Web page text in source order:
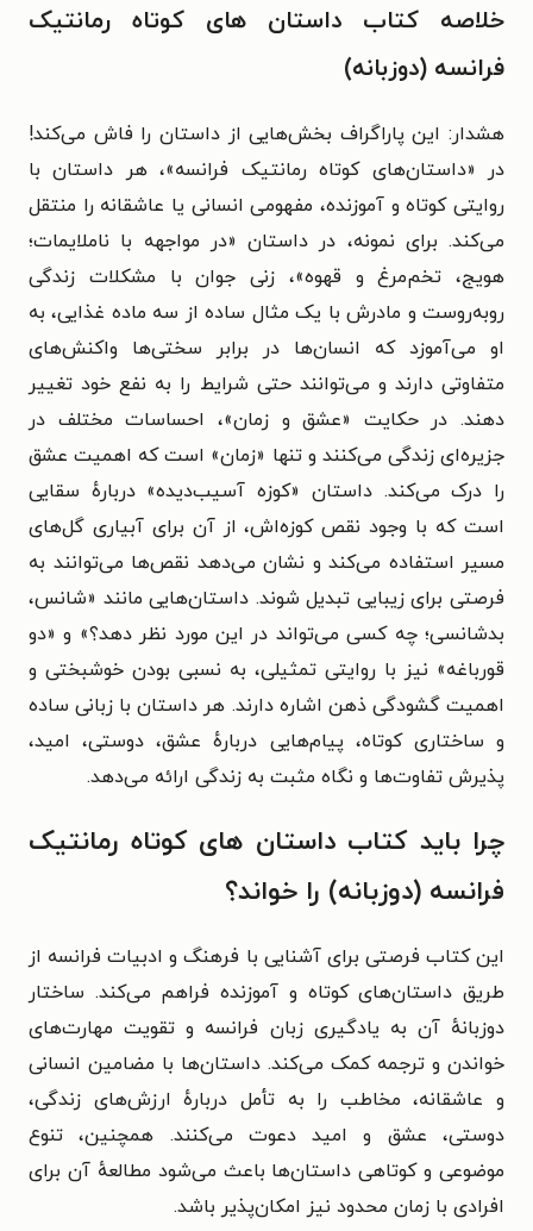
خلاصه کتاب داستان های کوتاه رمانتیک
فرانسه (دوزبانه)
هشدار: این پاراگراف بخش‌هایی از داستان را فاش می‌کند!
در «داستان‌های کوتاه رمانتیک فرانسه»، هر داستان با
روایتی کوتاه و آموزنده، مفهومی انسانی یا عاشقانه را منتقل
می‌کند. برای نمونه، در داستان «در مواجهه با ناملایمات؛
هویج، تخم‌مرغ و قهوه»، زنی جوان با مشکلات زندگی
روبه‌روست و مادرش با یک مثال ساده از سه ماده غذایی، به
او می‌آموزد که انسان‌ها در برابر سختی‌ها واکنش‌های
متفاوتی دارند و می‌توانند حتی شرایط را به نفع خود تغییر
دهند. در حکایت «عشق و زمان»، احساسات مختلف در
جزیره‌ای زندگی می‌کنند و تنها «زمان» است که اهمیت عشق
را درک می‌کند. داستان «کوزه آسیب‌دیده» دربارهٔ سقایی
است که با وجود نقص کوزه‌اش، از آن برای آبیاری گل‌های
مسیر استفاده می‌کند و نشان می‌دهد نقص‌ها می‌توانند به
فرصتی برای زیبایی تبدیل شوند. داستان‌هایی مانند «شانس،
بدشانسی؛ چه کسی می‌تواند در این مورد نظر دهد؟» و «دو
قورباغه» نیز با روایتی تمثیلی، به نسبی بودن خوشبختی و
اهمیت گشودگی ذهن اشاره دارند. هر داستان با زبانی ساده
و ساختاری کوتاه، پیام‌هایی دربارهٔ عشق، دوستی، امید،
پذیرش تفاوت‌ها و نگاه مثبت به زندگی ارائه می‌دهد.
چرا باید کتاب داستان های کوتاه رمانتیک
فرانسه (دوزبانه) را خواند؟
این کتاب فرصتی برای آشنایی با فرهنگ و ادبیات فرانسه از
طریق داستان‌های کوتاه و آموزنده فراهم می‌کند. ساختار
دوزبانهٔ آن به یادگیری زبان فرانسه و تقویت مهارت‌های
خواندن و ترجمه کمک می‌کند. داستان‌ها با مضامین انسانی
و عاشقانه، مخاطب را به تأمل دربارهٔ ارزش‌های زندگی،
دوستی، عشق و امید دعوت می‌کنند. همچنین، تنوع
موضوعی و کوتاهی داستان‌ها باعث می‌شود مطالعهٔ آن برای
افرادی با زمان محدود نیز امکان‌پذیر باشد.